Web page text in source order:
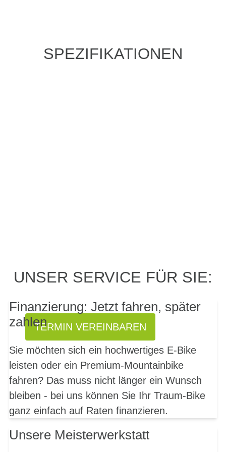
SPEZIFIKATIONEN
PROBEFAHRT? JA,
TERMIN VEREINBAREN
UNSER SERVICE FÜR SIE:
Finanzierung: Jetzt fahren, später
zahlen
Sie möchten sich ein hochwertiges E-Bike
leisten oder ein Premium-Mountainbike
fahren? Das muss nicht länger ein Wunsch
bleiben - bei uns können Sie Ihr Traum-Bike
ganz einfach auf Raten finanzieren.
Unsere Meisterwerkstatt